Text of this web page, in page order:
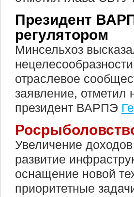
Президент
регулятором
Минсельхоз
отраслевое
заявление, отметил
президент ВАРПЭ
Увеличение
развитие
оснащение новой
приоритетные